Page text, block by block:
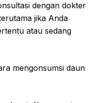
dengan dokter
jika Anda
atau sedang
mengonsumsi daun